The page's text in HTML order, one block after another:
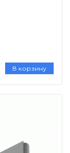
В корзину